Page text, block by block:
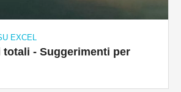
EXCEL
- Suggerimenti per